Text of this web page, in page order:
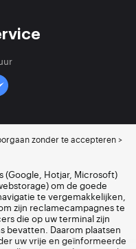
zonder te accepteren >
(Google, Hotjar, Microsoft)
om de goede
te vergemakkelijken,
zijn reclamecampagnes te
die op uw terminal zijn
bevatten. Daarom plaatsen
uw vrije en geïnformeerde